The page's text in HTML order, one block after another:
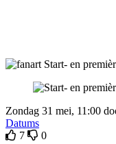
Zondag 31 mei, 11:00
Datums
7
0